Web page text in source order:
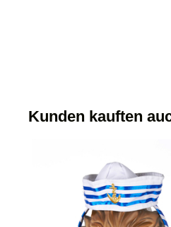
Kunden kauften